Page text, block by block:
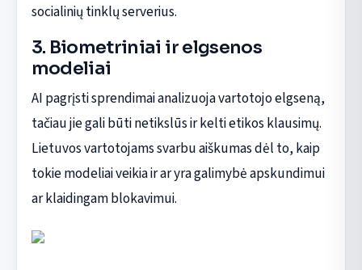
socialinių tinklų serverius.
3. Biometriniai ir elgsenos
modeliai
AI pagrįsti sprendimai analizuoja vartotojo elgseną,
tačiau jie gali būti netikslūs ir kelti etikos klausimų.
Lietuvos vartotojams svarbu aiškumas dėl to, kaip
tokie modeliai veikia ir ar yra galimybė apskundimui
ar klaidingam blokavimui.